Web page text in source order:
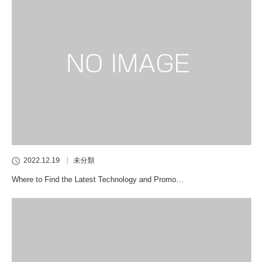
2022.12.19 未分類
Where to Find the Latest Technology and Promo…